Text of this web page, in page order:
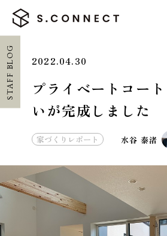
HOME
ホーム
CONCEPT
エスコネについて
家づくり勉強会
STAFF BLOG 2022.04.30
プライベートコー
いが完成しました
家づくりレポート 水谷 泰渚